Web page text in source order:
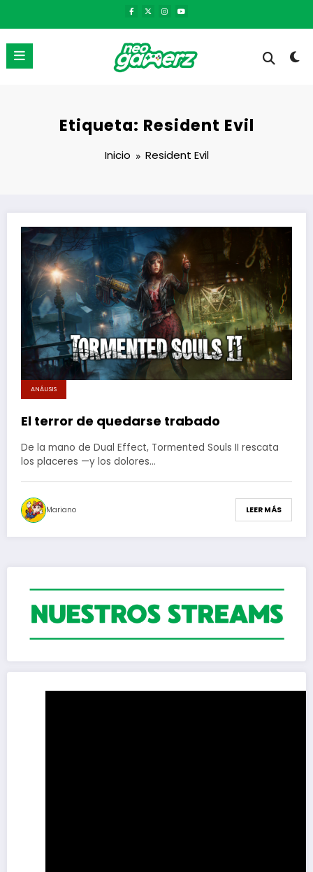
contenido
Etiqueta: Resident Evil
Inicio Resident Evil
ANÁLISIS
El terror de quedarse trabado
De la mano de Dual Effect, Tormented Souls II rescata
los placeres —y los dolores…
Mariano LEER MÁS